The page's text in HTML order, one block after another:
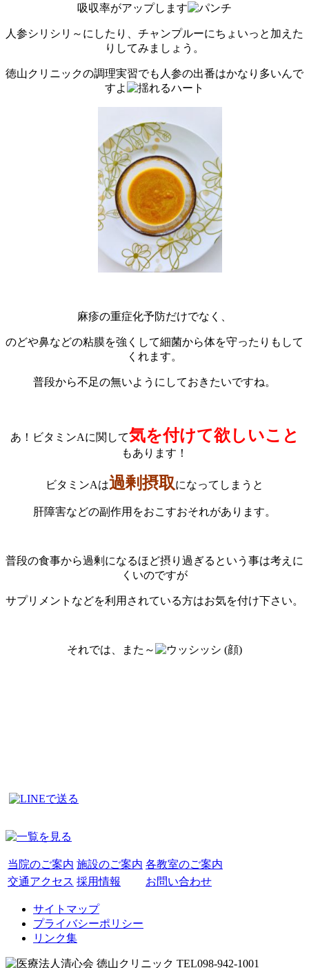
吸収率がアップします
人参シリシリ～にしたり、チャンプルーにちょいっと加えた
りしてみましょう。
徳山クリニックの調理実習でも人参の出番はかなり多いんで
すよ
麻疹の重症化予防だけでなく、
のどや鼻などの粘膜を強くして細菌から体を守ったりもして
くれます。
普段から不足の無いようにしておきたいですね。
あ！ビタミンAに関して気を付けて欲しいこと
もあります！
ビタミンAは過剰摂取になってしまうと
肝障害などの副作用をおこすおそれがあります。
普段の食事から過剰になるほど摂り過ぎるという事は考えに
くいのですが
サプリメントなどを利用されている方はお気を付け下さい。
それでは、また～
当院のご案内 施設のご案内 各教室のご案内
交通アクセス 採用情報 お問い合わせ
サイトマップ
プライバシーポリシー
リンク集